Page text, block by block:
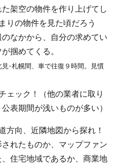
架空の物件を作り上げてし
りの物件を見た頃だろう
なかから、自分の求めてい
掴めてくる。
-札幌間、車で往復９時間。見慣
ェック！（他の業者に取り
表期間が浅いものが多い）
方向、近隣地図から探れ！
されたものか、マップファン
住宅地域であるか、商業地